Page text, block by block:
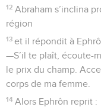
12 Abraham s’inclina
région
13 et il répondit à
—S’il te plaît, écoute-
le prix du champ.
corps de ma femme.
14 Alors Ephrôn reprit :